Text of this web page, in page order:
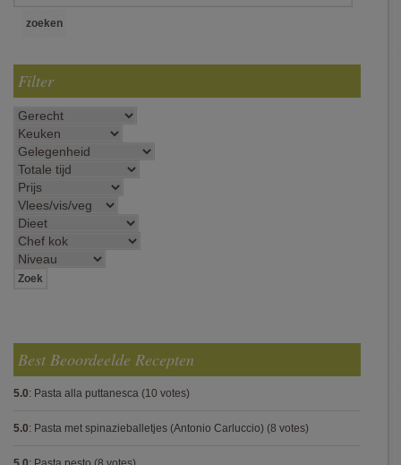
Filter
Best Beoordeelde Recepten
5.0: Pasta alla puttanesca (10 votes)
5.0: Pasta met spinazieballetjes (Antonio Carluccio) (8 votes)